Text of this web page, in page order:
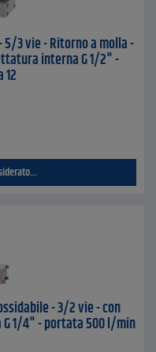
3 vie - Ritorno a molla -
interna G 1/2" -
- 3/2 vie - con
1/4" - portata 500 l/min